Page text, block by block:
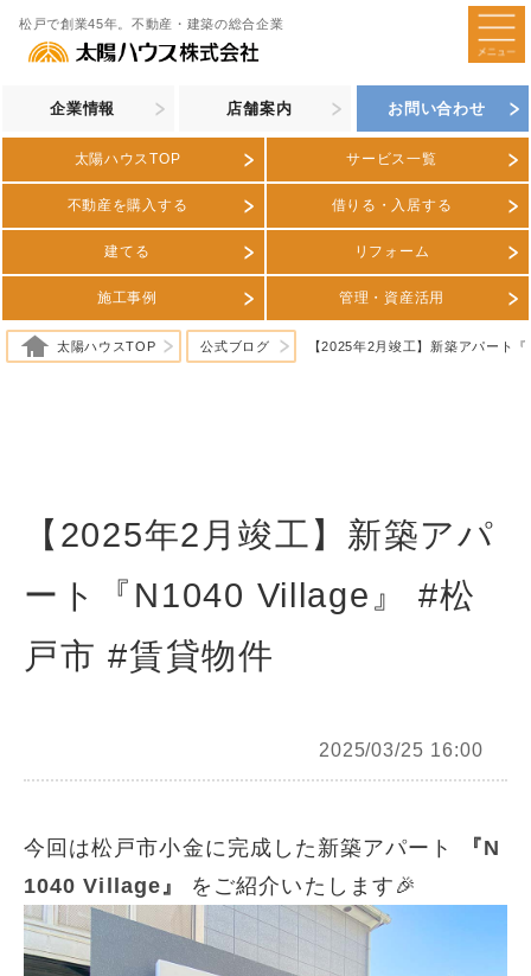
松戸で創業45年。不動産・建築の総合企業
企業情報 店舗案内 お問い合わせ
太陽ハウスTOP サービス一覧
不動産を購入する 借りる・入居する
建てる リフォーム
施工事例 管理・資産活用
太陽ハウスTOP 公式ブログ 【2025年2月竣工】新築アパート
【2025年2月竣工】新築アパ
ート『N1040 Village』 #松
戸市 #賃貸物件
2025/03/25 16:00
今回は松戸市小金に完成した新築アパート
『N
1040 Village』
をご紹介いたします🎉